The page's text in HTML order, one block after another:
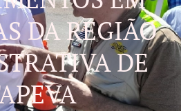
DA REGIÃO
DE